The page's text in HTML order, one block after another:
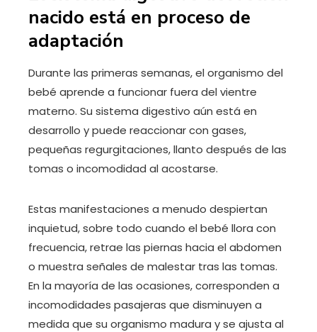
nacido está en proceso de
adaptación
Durante las primeras semanas, el organismo del
bebé aprende a funcionar fuera del vientre
materno. Su sistema digestivo aún está en
desarrollo y puede reaccionar con gases,
pequeñas regurgitaciones, llanto después de las
tomas o incomodidad al acostarse.
Estas manifestaciones a menudo despiertan
inquietud, sobre todo cuando el bebé llora con
frecuencia, retrae las piernas hacia el abdomen
o muestra señales de malestar tras las tomas.
En la mayoría de las ocasiones, corresponden a
incomodidades pasajeras que disminuyen a
medida que su organismo madura y se ajusta al